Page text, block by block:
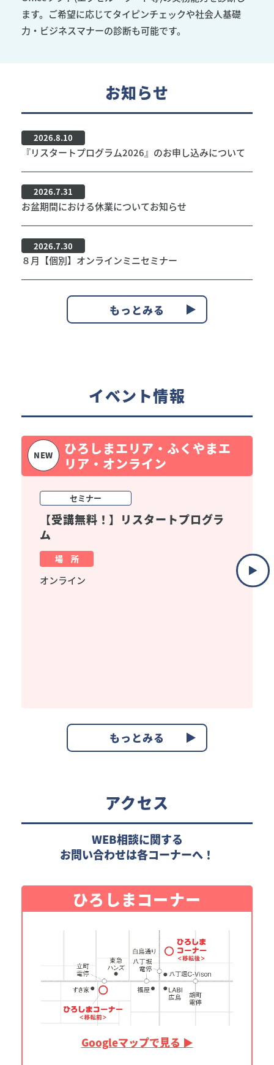
ます。ご希望に応じてタイピンチェックや社会人基礎
力・ビジネスマナーの診断も可能です。
お知らせ
2026.8.10
『リスタートプログラム2026』のお申し込みについて
2026.7.31
お盆期間における休業についてお知らせ
2026.7.30
８月【個別】オンラインミニセミナー
もっとみる
イベント情報
NEW
ひろしまエリア・ふくやまエ
リア・オンライン
セミナー
【受講無料！】リスタートプログラ
ム
場 所
オンライン
もっとみる
アクセス
WEB相談に関する
お問い合わせは各コーナーへ！
ひろしまコーナー
Googleマップで見る ▶︎